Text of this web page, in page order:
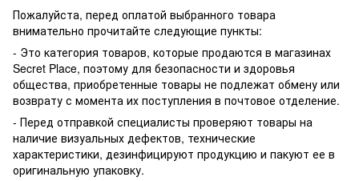
Пожалуйста, перед оплатой выбранного товара
внимательно прочитайте следующие пункты:
- Это категория товаров, которые продаются в магазинах
Secret Place, поэтому для безопасности и здоровья
общества, приобретенные товары не подлежат обмену или
возврату с момента их поступления в почтовое отделение.
- Перед отправкой специалисты проверяют товары на
наличие визуальных дефектов, технические
характеристики, дезинфицируют продукцию и пакуют ее в
оригинальную упаковку.